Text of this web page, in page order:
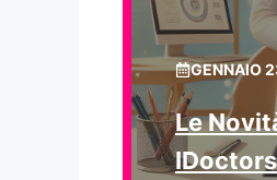
GENNAIO
Le